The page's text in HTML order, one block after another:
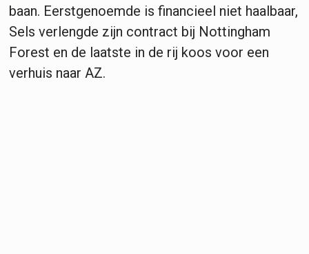
baan. Eerstgenoemde is financieel niet haalbaar,
Sels verlengde zijn contract bij Nottingham
Forest en de laatste in de rij koos voor een
verhuis naar AZ.